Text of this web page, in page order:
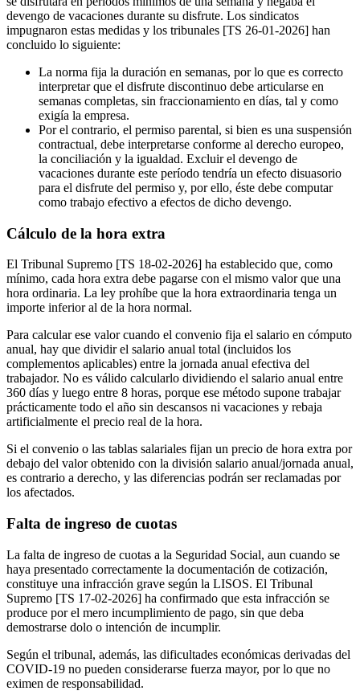
devengo de vacaciones durante su disfrute. Los sindicatos
impugnaron estas medidas y los tribunales [TS 26-01-2026] han
concluido lo siguiente:
La norma fija la duración en semanas, por lo que es correcto
interpretar que el disfrute discontinuo debe articularse en
semanas completas, sin fraccionamiento en días, tal y como
exigía la empresa.
Por el contrario, el permiso parental, si bien es una suspensión
contractual, debe interpretarse conforme al derecho europeo,
la conciliación y la igualdad. Excluir el devengo de
vacaciones durante este período tendría un efecto disuasorio
para el disfrute del permiso y, por ello, éste debe computar
como trabajo efectivo a efectos de dicho devengo.
Cálculo de la hora extra
El Tribunal Supremo [TS 18-02-2026] ha establecido que, como
mínimo, cada hora extra debe pagarse con el mismo valor que una
hora ordinaria. La ley prohíbe que la hora extraordinaria tenga un
importe inferior al de la hora normal.
Para calcular ese valor cuando el convenio fija el salario en cómputo
anual, hay que dividir el salario anual total (incluidos los
complementos aplicables) entre la jornada anual efectiva del
trabajador. No es válido calcularlo dividiendo el salario anual entre
360 días y luego entre 8 horas, porque ese método supone trabajar
prácticamente todo el año sin descansos ni vacaciones y rebaja
artificialmente el precio real de la hora.
Si el convenio o las tablas salariales fijan un precio de hora extra por
debajo del valor obtenido con la división salario anual/jornada anual,
es contrario a derecho, y las diferencias podrán ser reclamadas por
los afectados.
Falta de ingreso de cuotas
La falta de ingreso de cuotas a la Seguridad Social, aun cuando se
haya presentado correctamente la documentación de cotización,
constituye una infracción grave según la LISOS. El Tribunal
Supremo [TS 17-02-2026] ha confirmado que esta infracción se
produce por el mero incumplimiento de pago, sin que deba
demostrarse dolo o intención de incumplir.
Según el tribunal, además, las dificultades económicas derivadas del
COVID-19 no pueden considerarse fuerza mayor, por lo que no
eximen de responsabilidad.